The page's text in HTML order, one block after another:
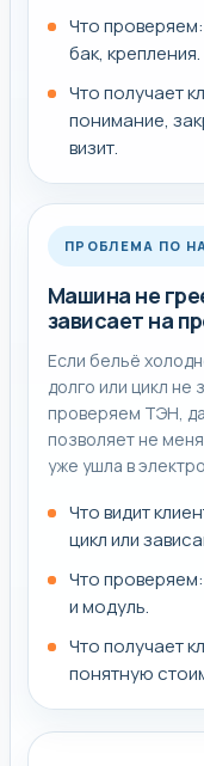
Что
бак, крепления.
Что получает
понимание,
визит.
ПРОБЛЕМА ПО
Машина не
зависает на
Если бельё
долго или цикл не
проверяем ТЭН,
позволяет не
уже ушла в
Что видит
цикл или
Что
и модуль.
Что получает
понятную